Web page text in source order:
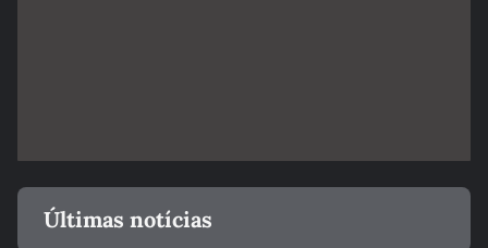
Últimas notícias